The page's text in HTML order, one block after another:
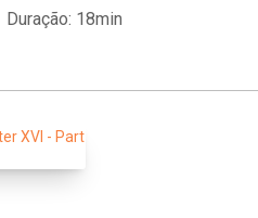
Duração: 18min